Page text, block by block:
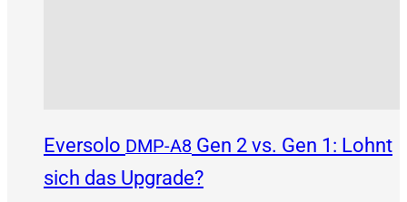
Eversolo DMP-A8 Gen 2 vs. Gen 1: Lohnt
sich das Upgrade?